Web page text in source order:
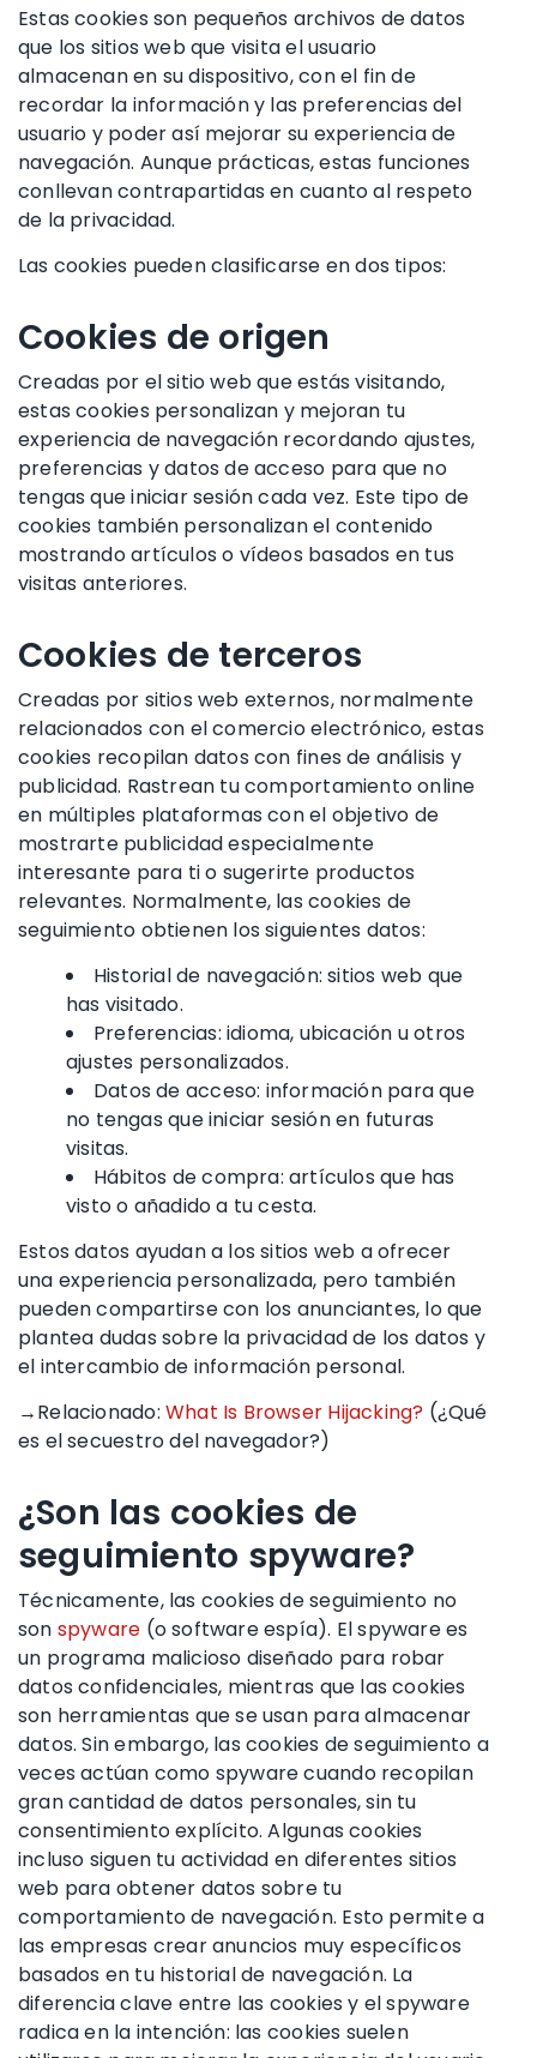
Estas cookies son pequeños archivos de datos
que los sitios web que visita el usuario
almacenan en su dispositivo, con el fin de
recordar la información y las preferencias del
usuario y poder así mejorar su experiencia de
navegación. Aunque prácticas, estas funciones
conllevan contrapartidas en cuanto al respeto
de la privacidad.
Las cookies pueden clasificarse en dos tipos:
Cookies de origen
Creadas por el sitio web que estás visitando,
estas cookies personalizan y mejoran tu
experiencia de navegación recordando ajustes,
preferencias y datos de acceso para que no
tengas que iniciar sesión cada vez. Este tipo de
cookies también personalizan el contenido
mostrando artículos o vídeos basados en tus
visitas anteriores.
Cookies de terceros
Creadas por sitios web externos, normalmente
relacionados con el comercio electrónico, estas
cookies recopilan datos con fines de análisis y
publicidad. Rastrean tu comportamiento online
en múltiples plataformas con el objetivo de
mostrarte publicidad especialmente
interesante para ti o sugerirte productos
relevantes. Normalmente, las cookies de
seguimiento obtienen los siguientes datos:
Historial de navegación: sitios web que
has visitado.
Preferencias: idioma, ubicación u otros
ajustes personalizados.
Datos de acceso: información para que
no tengas que iniciar sesión en futuras
visitas.
Hábitos de compra: artículos que has
visto o añadido a tu cesta.
Estos datos ayudan a los sitios web a ofrecer
una experiencia personalizada, pero también
pueden compartirse con los anunciantes, lo que
plantea dudas sobre la privacidad de los datos y
el intercambio de información personal.
→Relacionado: What Is Browser Hijacking? (¿Qué
es el secuestro del navegador?)
¿Son las cookies de
seguimiento spyware?
Técnicamente, las cookies de seguimiento no
son spyware (o software espía). El spyware es
un programa malicioso diseñado para robar
datos confidenciales, mientras que las cookies
son herramientas que se usan para almacenar
datos. Sin embargo, las cookies de seguimiento a
veces actúan como spyware cuando recopilan
gran cantidad de datos personales, sin tu
consentimiento explícito. Algunas cookies
incluso siguen tu actividad en diferentes sitios
web para obtener datos sobre tu
comportamiento de navegación. Esto permite a
las empresas crear anuncios muy específicos
basados en tu historial de navegación. La
diferencia clave entre las cookies y el spyware
radica en la intención: las cookies suelen